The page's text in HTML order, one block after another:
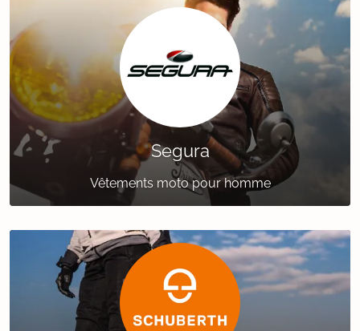
Segura
Vêtements moto pour homme